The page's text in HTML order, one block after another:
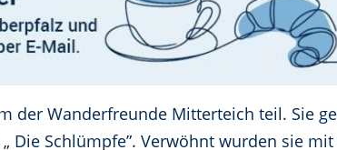
der Wanderfreunde Mitterteich teil. Sie
Schlümpfe”. Verwöhnt wurden sie